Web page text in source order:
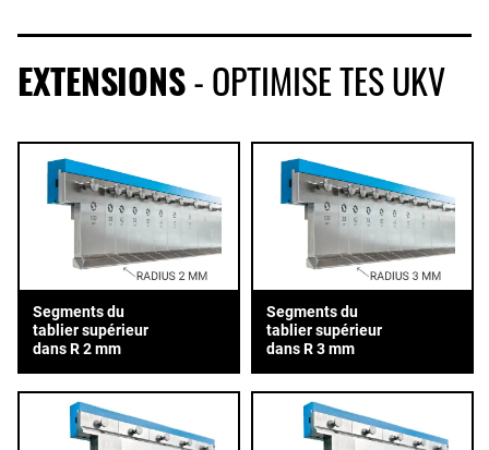
EXTENSIONS- OPTIMISE TES UKV
Segments du
tablier supérieur
dans R 2 mm
Segments du
tablier supérieur
dans R 3 mm